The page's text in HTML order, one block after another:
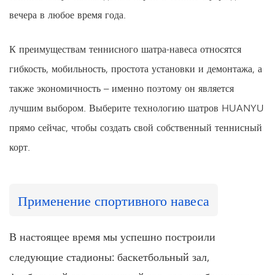
вечера в любое время года.
К преимуществам теннисного шатра-навеса относятся
гибкость, мобильность, простота установки и демонтажа, а
также экономичность – именно поэтому он является
лучшим выбором. Выберите технологию шатров HUANYU
прямо сейчас, чтобы создать свой собственный теннисный
корт.
Применение спортивного навеса
В настоящее время мы успешно построили
следующие стадионы: баскетбольный зал,